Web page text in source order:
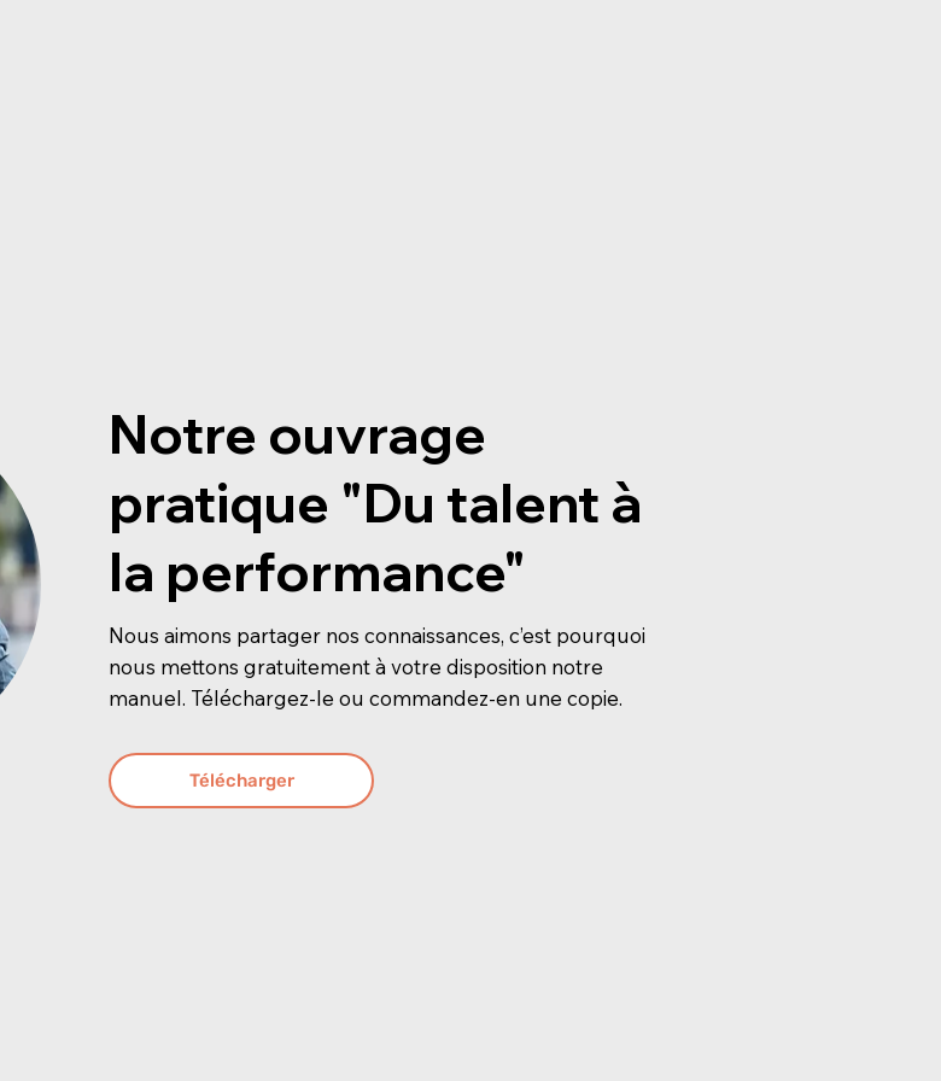
Notre ouvrage
pratique ​"Du talent à
la performance"
Nous aimons partager nos connaissances, c’est pourquoi
nous mettons gratuitement à votre disposition notre
manuel. Téléchargez-le ou commandez-en une copie.
Télécharger